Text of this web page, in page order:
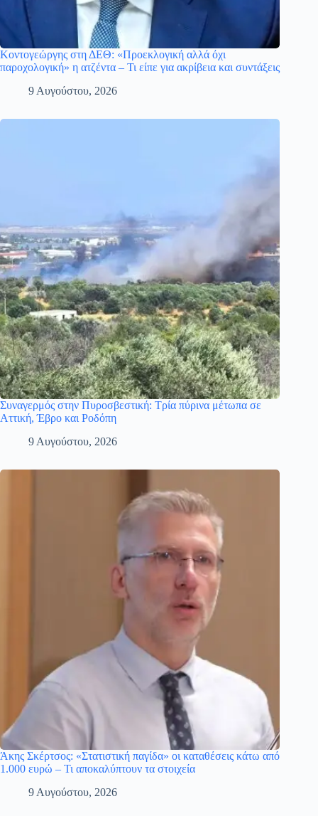
Κοντογεώργης στη ΔΕΘ: «Προεκλογική αλλά όχι
παροχολογική» η ατζέντα – Τι είπε για ακρίβεια και συντάξεις
9 Αυγούστου, 2026
Συναγερμός στην Πυροσβεστική: Τρία πύρινα μέτωπα σε
Αττική, Έβρο και Ροδόπη
9 Αυγούστου, 2026
Άκης Σκέρτσος: «Στατιστική παγίδα» οι καταθέσεις κάτω από
1.000 ευρώ – Τι αποκαλύπτουν τα στοιχεία
9 Αυγούστου, 2026